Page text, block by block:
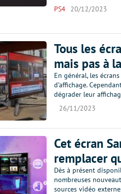
PS4
20/12/2023
Tous les
mais pas à
En général, les
d’affichage.
dégrader leur
26/11/2023
Cet écran
remplacer
Dès à présent
nombreuses
sources vidéo